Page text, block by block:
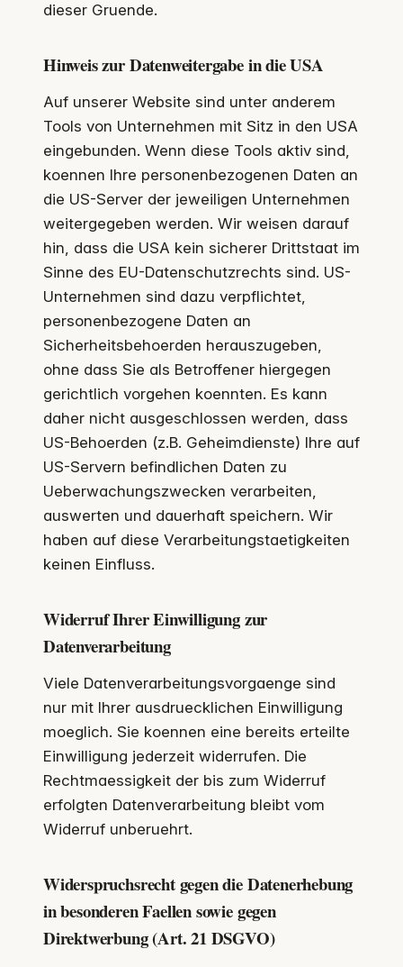
dieser Gruende.
Hinweis zur Datenweitergabe in die USA
Auf unserer Website sind unter anderem
Tools von Unternehmen mit Sitz in den USA
eingebunden. Wenn diese Tools aktiv sind,
koennen Ihre personenbezogenen Daten an
die US-Server der jeweiligen Unternehmen
weitergegeben werden. Wir weisen darauf
hin, dass die USA kein sicherer Drittstaat im
Sinne des EU-Datenschutzrechts sind. US-
Unternehmen sind dazu verpflichtet,
personenbezogene Daten an
Sicherheitsbehoerden herauszugeben,
ohne dass Sie als Betroffener hiergegen
gerichtlich vorgehen koennten. Es kann
daher nicht ausgeschlossen werden, dass
US-Behoerden (z.B. Geheimdienste) Ihre auf
US-Servern befindlichen Daten zu
Ueberwachungszwecken verarbeiten,
auswerten und dauerhaft speichern. Wir
haben auf diese Verarbeitungstaetigkeiten
keinen Einfluss.
Widerruf Ihrer Einwilligung zur
Datenverarbeitung
Viele Datenverarbeitungsvorgaenge sind
nur mit Ihrer ausdruecklichen Einwilligung
moeglich. Sie koennen eine bereits erteilte
Einwilligung jederzeit widerrufen. Die
Rechtmaessigkeit der bis zum Widerruf
erfolgten Datenverarbeitung bleibt vom
Widerruf unberuehrt.
Widerspruchsrecht gegen die Datenerhebung
in besonderen Faellen sowie gegen
Direktwerbung (Art. 21 DSGVO)